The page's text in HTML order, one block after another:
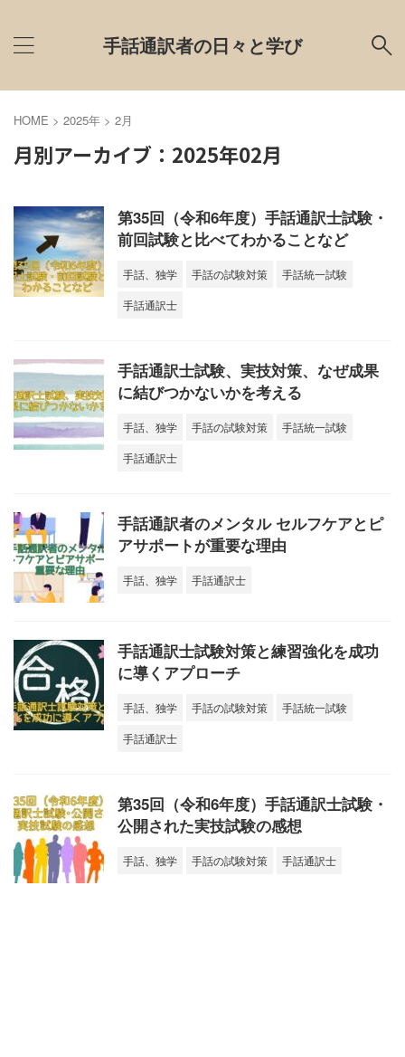
手話通訳者の日々と学び
HOME > 2025年 > 2月
月別アーカイブ：2025年02月
第35回（令和6年度）手話通訳士試験・
前回試験と比べてわかることなど
手話、独学 手話の試験対策
手話統一試験
手話通訳士
手話通訳士試験、実技対策、なぜ成果
に結びつかないかを考える
手話、独学 手話の試験対策
手話統一試験
手話通訳士
手話通訳者のメンタル セルフケアとピ
アサポートが重要な理由
手話、独学 手話通訳士
手話通訳士試験対策と練習強化を成功
に導くアプローチ
手話、独学 手話の試験対策
手話統一試験
手話通訳士
第35回（令和6年度）手話通訳士試験・
公開された実技試験の感想
手話、独学 手話の試験対策 手話通訳士